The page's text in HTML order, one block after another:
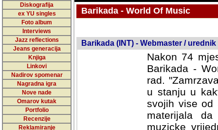
Diskografija
ex YU singles
Foto album
Interviews
Jazz reflections
Jeans generacija
Knjiga
Linkovi
Nadirov spomenar
Nagradna igra
Nove nade
Omarov kutak
Portfolio
Recenzije
Reklamiranje
Barikada - World Of Music
Barikada (INT) - Webmaster / urednik
Nakon 74
Barikada -
rad.
u stanju u
svojih vise od
materijala
muzicke